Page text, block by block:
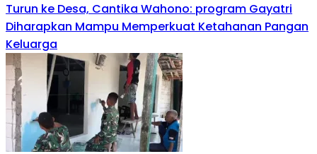
Turun ke Desa, Cantika Wahono: program Gayatri
Diharapkan Mampu Memperkuat Ketahanan Pangan
Keluarga